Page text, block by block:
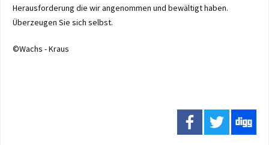
Herausforderung die wir angenommen und bewältigt haben.
Überzeugen Sie sich selbst.
©Wachs - Kraus